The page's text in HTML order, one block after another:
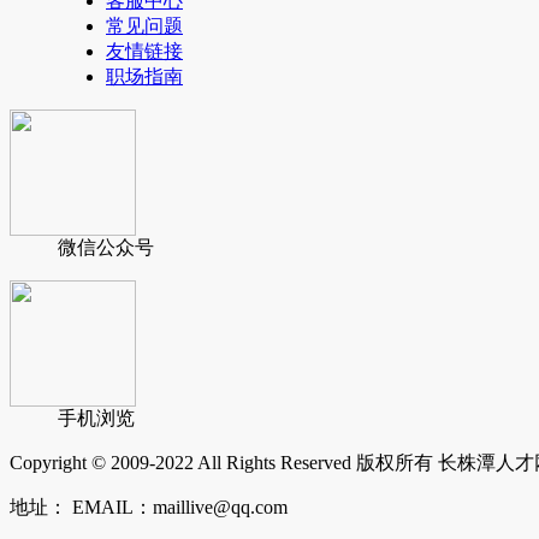
常见问题
友情链接
职场指南
微信公众号
手机浏览
Copyright © 2009-2022 All Rights Reserved 版权所有 长株潭人才
地址： EMAIL：maillive@qq.com